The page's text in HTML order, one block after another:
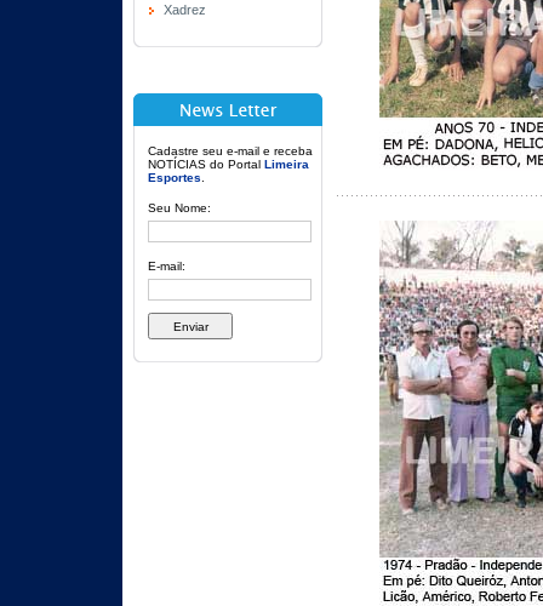
Xadrez
Cadastre seu e-mail e receba
NOTÍCIAS do Portal Limeira
Esportes
Seu Nome:
E-mail: